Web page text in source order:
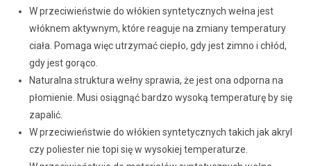
W przeciwieństwie do włókien syntetycznych wełna jest
włóknem aktywnym, które reaguje na zmiany temperatury
ciała. Pomaga więc utrzymać ciepło, gdy jest zimno i chłód,
gdy jest gorąco.
Naturalna struktura wełny sprawia, że jest ona odporna na
płomienie. Musi osiągnąć bardzo wysoką temperaturę by się
zapalić.
W przeciwieństwie do włókien syntetycznych takich jak akryl
czy poliester nie topi się w wysokiej temperaturze.